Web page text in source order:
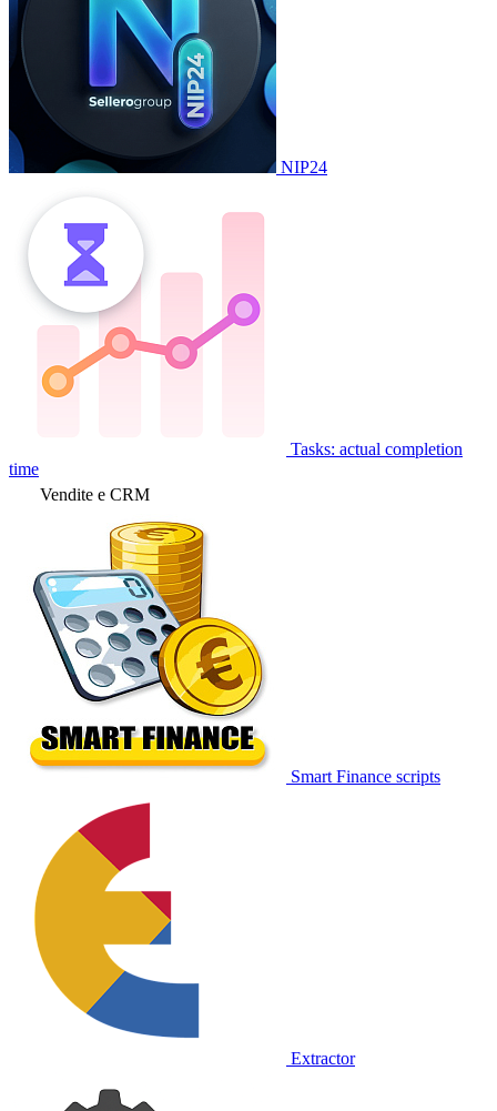
NIP24
Tasks: actual completion
time
Vendite e CRM
Smart Finance scripts
Extractor